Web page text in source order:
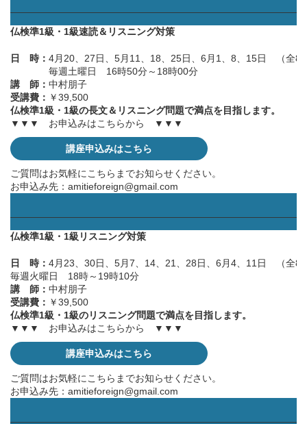
仏検準1級・1級速読＆リスニング対策
日 時： 4月20、27日、5月11、18、25日、6月1、8、15日 （全8
毎週土曜日 16時50分～18時00分
講 師： 中村朋子
受講費： ￥39,500
仏検準1級・1級の長文＆リスニング問題で満点を目指します。
▼▼▼ お申込みはこちらから ▼▼▼
講座申込みはこちら
ご質問はお気軽にこちらまでお知らせください。
お申込み先： amitieforeign@gmail.com
仏検準1級・1級リスニング対策
日 時： 4月23、30日、5月7、14、21、28日、6月4、11日 （全8
毎週火曜日 18時～19時10分
講 師： 中村朋子
受講費： ￥39,500
仏検準1級・1級のリスニング問題で満点を目指します。
▼▼▼ お申込みはこちらから ▼▼▼
講座申込みはこちら
ご質問はお気軽にこちらまでお知らせください。
お申込み先： amitieforeign@gmail.com